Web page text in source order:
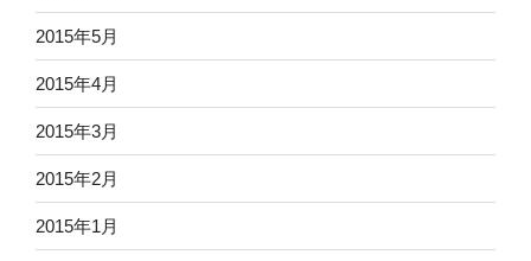
2015年5月
2015年4月
2015年3月
2015年2月
2015年1月